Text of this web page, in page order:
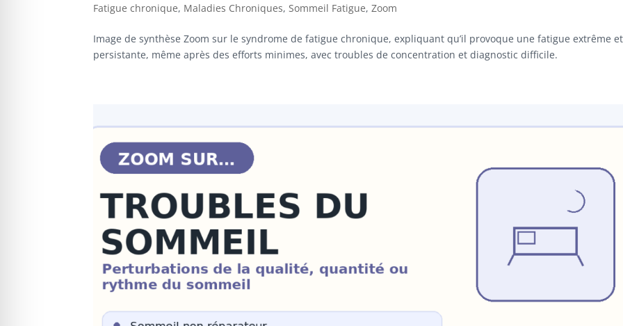
Fatigue chronique, Maladies Chroniques,Sommeil Fatigue,Zoom
Image de synthèse Zoom sur le syndrome de fatigue chronique, expliquant qu’il provoque une fatigue extrême et
persistante, même après des efforts minimes, avec troubles de concentration et diagnostic difficile.